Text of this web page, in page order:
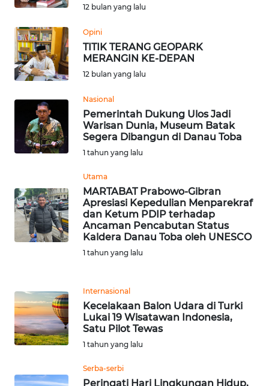
12 bulan yang lalu
Opini
TITIK TERANG GEOPARK
MERANGIN KE-DEPAN
12 bulan yang lalu
Nasional
Pemerintah Dukung Ulos Jadi
Warisan Dunia, Museum Batak
Segera Dibangun di Danau Toba
1 tahun yang lalu
Utama
MARTABAT Prabowo-Gibran
Apresiasi Kepedulian Menparekraf
dan Ketum PDIP terhadap
Ancaman Pencabutan Status
Kaldera Danau Toba oleh UNESCO
1 tahun yang lalu
Internasional
Kecelakaan Balon Udara di Turki
Lukai 19 Wisatawan Indonesia,
Satu Pilot Tewas
1 tahun yang lalu
Serba-serbi
Peringati Hari Lingkungan Hidup,
SUMUT
WN
JAKARTA
WN
WN
BANTEN
WN
KEPRI
WN
PAPUA
BARAT
RIAU